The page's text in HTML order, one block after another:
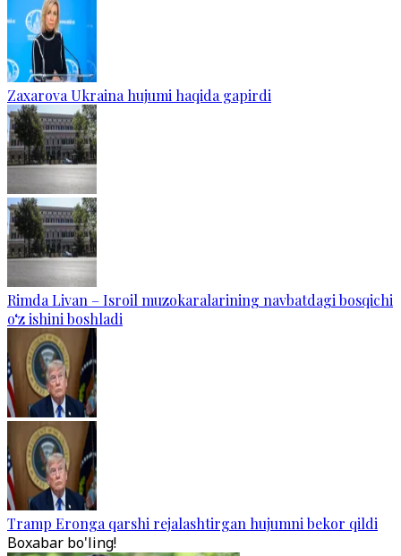
Zaxarova Ukraina hujumi haqida gapirdi
Rimda Livan – Isroil muzokaralarining navbatdagi bosqichi
o‘z ishini boshladi
Tramp Eronga qarshi rejalashtirgan hujumni bekor qildi
Boxabar bo'ling!